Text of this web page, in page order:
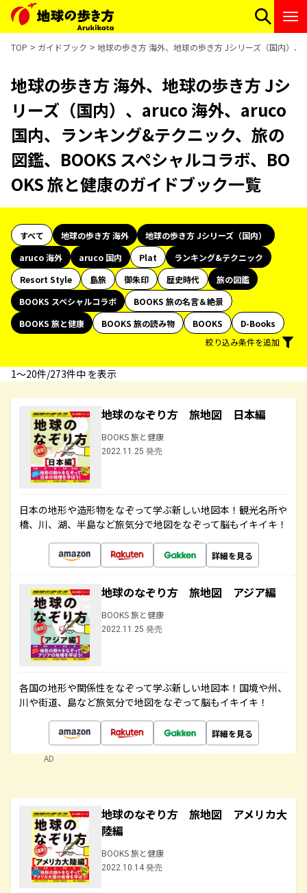
TOP ガイドブック 地球の歩き方 海外、地球の歩き方 Jシリーズ（国内）
地球の歩き方 海外、地球の歩き方 Jシ
リーズ（国内）、aruco 海外、aruco
国内、ランキング&テクニック、旅の
図鑑、BOOKS スペシャルコラボ、BO
OKS 旅と健康のガイドブック一覧
すべて 地球の歩き方 海外
地球の歩き方 Jシリーズ（国内）
aruco 海外
aruco 国内 Plat
ランキング&テクニック
Resort Style
島旅 御朱印 歴史時代
旅の図鑑
BOOKS スペシャルコラボ
BOOKS 旅の名言＆絶景
BOOKS 旅と健康
BOOKS 旅の読み物 BOOKS
D-Books
絞り込み条件を追加
1〜20件/273件中 を表示
地球のなぞり方 旅地図 日本編
BOOKS 旅と健康
2022.11.25 発売
日本の地形や造形物をなぞって学ぶ新しい地図本！観光名所や
橋、川、湖、半島など旅気分で地図をなぞって脳もイキイキ！
詳細を見る
地球のなぞり方 旅地図 アジア編
BOOKS 旅と健康
2022.11.25 発売
各国の地形や関係性をなぞって学ぶ新しい地図本！国境や州、
川や街道、島など旅気分で地図をなぞって脳もイキイキ！
詳細を見る
AD
地球のなぞり方 旅地図 アメリカ大
陸編
BOOKS 旅と健康
2022.10.14 発売